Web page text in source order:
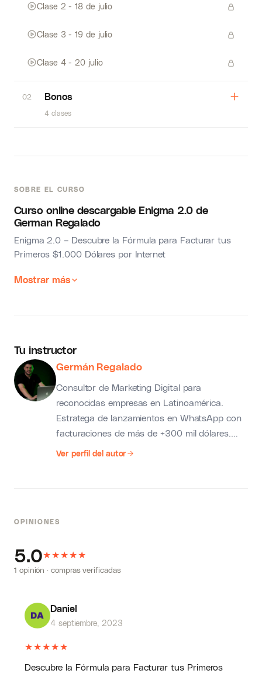
SOBRE EL CURSO
Curso online descargable Enigma 2.0 de
German Regalado
Enigma 2.0 – Descubre la Fórmula para Facturar tus
Primeros $1.000 Dólares por Internet
Mostrar más
Clase 2 - 18 de julio
Clase 3 - 19 de julio
Clase 4 - 20 julio
02 Bonos
4 clases
Tu instructor
Germán Regalado
Consultor de Marketing Digital para
reconocidas empresas en Latinoamérica.
Estratega de lanzamientos en WhatsApp con
facturaciones de más de +300 mil dólares.
Experto en Chat Marketing con más de
academias de Marketing en Latinoamérica.
Ver perfil del autor
OPINIONES
5.0★★★★★
1 opinión · compras verificadas
Daniel
4 septiembre, 2023
★★★★★
Descubre la Fórmula para Facturar tus Primeros